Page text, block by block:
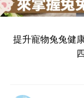
提升寵物兔兔健